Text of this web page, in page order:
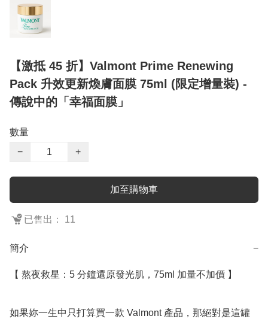
【激抵 45 折】Valmont Prime Renewing
Pack 升效更新煥膚面膜 75ml (限定增量裝) -
傳說中的「幸福面膜」
數量
−
+
加至購物車
已售出： 11
簡介 −
【 熬夜救星：5 分鐘還原發光肌，75ml 加量不加價 】
如果妳一生中只打算買一款 Valmont 產品，那絕對是這罐